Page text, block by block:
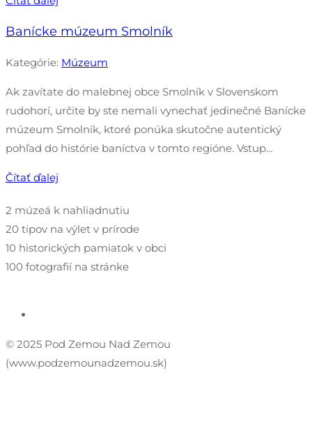
Banícke múzeum Smolník
Kategórie: Múzeum
Ak zavítate do malebnej obce Smolník v Slovenskom
rudohorí, určite by ste nemali vynechať jedinečné Banícke
múzeum Smolník, ktoré ponúka skutočne autentický
pohľad do histórie baníctva v tomto regióne. Vstup…
Čítať ďalej
2 múzeá k nahliadnutiu
20 tipov na výlet v prírode
10 historických pamiatok v obci
100 fotografií na stránke
© 2025 Pod Zemou Nad Zemou
(www.podzemounadzemou.sk)